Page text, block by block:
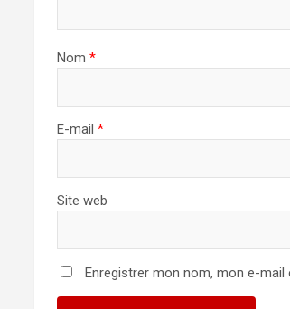
Nom *
E-mail *
Site web
Enregistrer mon nom, mon e-